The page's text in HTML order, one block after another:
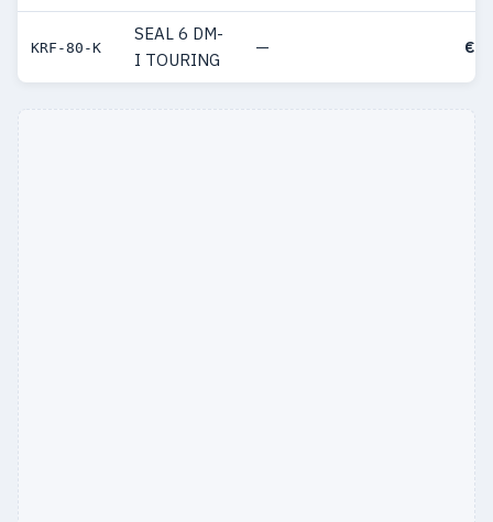
KRF-80-K
SEAL 6 DM-
I TOURING
— €